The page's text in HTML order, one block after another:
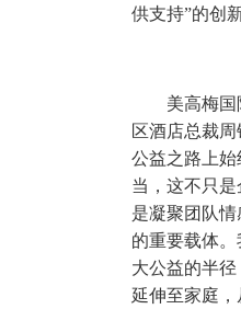
供支持”的创
美高梅国
区酒店总裁
公益之路上始
当，这不只
是凝聚团队
的重要载体
大公益的半
延伸至家庭